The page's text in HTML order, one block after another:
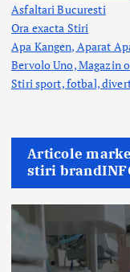
Asfaltari Bucuresti
Ora exacta Stiri
Apa Kangen, Aparat
Bervolo Uno, Magazin
Stiri sport, fotbal,
Articole
stiri